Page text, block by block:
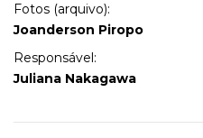
Fotos (arquivo):
Joanderson Piropo
Responsável:
Juliana Nakagawa